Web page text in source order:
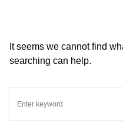
It seems we cannot find
searching can help.